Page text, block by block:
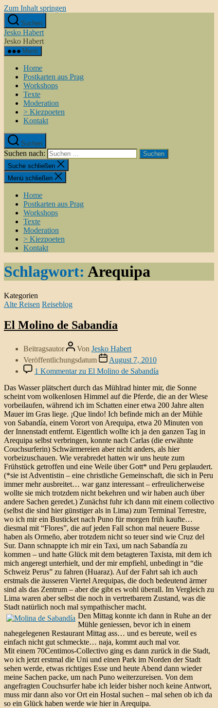
Zum Inhalt springen
Suchen
Jesko Habert
Jesko Habert
Menü
Home
Postkarten aus Prag
Workshops
Texte
Moderation
> Kiezpoeten
Kontakt
Suchen
Suchen nach:
Suche schließen
Menü schließen
Home
Postkarten aus Prag
Workshops
Texte
Moderation
> Kiezpoeten
Kontakt
Schlagwort: Arequipa
Kategorien
Alte Reisen Reiseblog
El Molino de Sabandía
Beitragsautor Von Jesko Habert
Veröffentlichungsdatum
August 7, 2010
1 Kommentarzu El Molino de Sabandía
Das Wasser plätschert durch das Mühlrad hinter mir, die Sonne
scheint vom wolkenlosen Himmel auf die Pferde, die an der Wiese
vorbeilaufen, während ich im Schatten einer etwa 200 Jahre alten
Mauer im Gras liege. ¡Que lindo! Ich befinde mich an der Mühle
von Sabandía, einem Vorort von Arequipa, etwa 20 Minuten von
der Innenstadt entfernt. Eigentlich wollte ich ja den ganzen Tag in
Arequipa selbst verbringen, konnte nach Carlas (die erwähnte
Couchsurferin) Schwärmereien aber nicht anders, als hier
vorbeizuschauen. Wie verabredet hatten wir uns heute zum
Frühstück getroffen und eine Weile über Gott* und Peru geplaudert.
(*sie ist Adventistin – eine christliche Gemeinschaft, die sich in Peru
immer mehr ausbreitet… war ganz interessant – erfreulicherweise
wollte sie mich trotzdem nicht bekehren und wir haben auch über
andere Sachen geredet.) Zunächst fuhr ich dann mit einem collectivo
(selbst die sind hier günstiger als in Lima) zum Terminal Terrestre,
wo ich mir ein Busticket nach Puno für morgen früh kaufte…
diesmal mit “Flores”, die auf jeden Fall schon mal neuere Busse
haben als Ormeño, aber trotzdem nicht so teuer sind wie Cruz del
Sur. Dann schnappte ich mir ein Taxi, um nach Sabandía zu
kommen – und hatte Glück mit dem betagteren Taxista, mit dem ich
mich angeregt unterhielt, und der mir empfiehl, unbedingt in “die
Schweiz Perus” zu fahren (Huaraz). Auf der Fahrt sah ich auch
erstmals die äusseren Viertel Arequipas, die doch bedeutend ärmer
sind als das Zentrum – aber die gibt es wohl überall. Im Vergleich zu
Lima waren aber selbst die noch in vertretbarem Zustand, was die
Stadt natürlich noch mal sympathischer macht.
Den Mittag konnte ich dann in Ruhe an der
Mühle geniessen, bevor ich in einem
nahegelegenen Restaurant Mittag ass… und es bereute, weil es
einfach nicht gut schmeckte… naja, kommt auch mal vor.
Mit einem 70Centimos-Collectivo ging es dann zurück in die Stadt,
wo ich jetzt erstmal die Uni und einen Park im Norden der Stadt
sehen werde, etwas richtiges Esse und heute Abend dann wieder
meine Sachen packe, um nach Puno weiterzureisen. Von dem
angefragten Couchsurfer habe ich leider bisher noch keine Antwort,
muss mir dann also vor Ort ein Hostal suchen – mal sehen ob ich da
so ein Glück haben werde wie hier in Arequipa.